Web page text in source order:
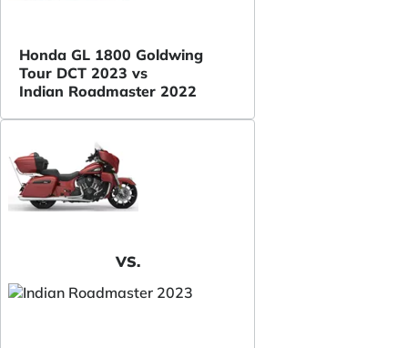
Honda GL 1800 Goldwing
Tour DCT 2023 vs
Indian Roadmaster 2022
VS.